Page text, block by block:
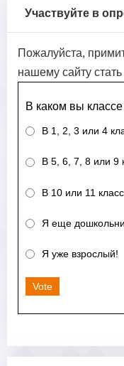
Участвуйте в
Пожалуйста,
нашему сайту
В каком вы
В 1, 2, 3 или 4
В 5, 6, 7, 8 или 9
В 10 или 11
Я еще
Я уже взрослый!
Vote